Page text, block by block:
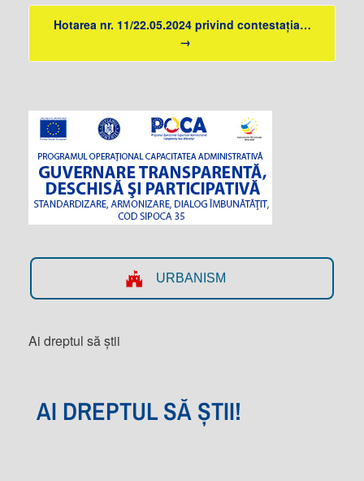
Hotarea nr. 11/22.05.2024 privind contestația…
→
URBANISM
Ai dreptul să știi
AI DREPTUL SĂ ȘTII!